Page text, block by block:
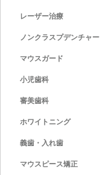
レーザー治療
ノンクラスプデンチャー
マウスガード
小児歯科
審美歯科
ホワイトニング
義歯・入れ歯
マウスピース矯正